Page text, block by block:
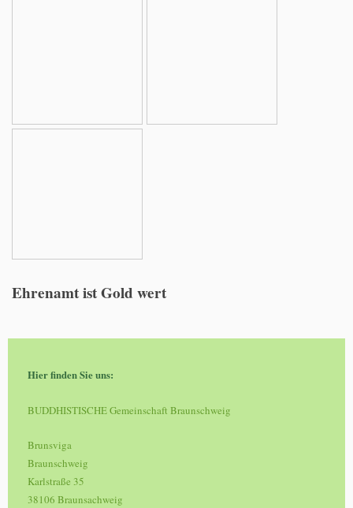
Ehrenamt ist Gold wert
Hier finden Sie uns:
BUDDHISTISCHE Gemeinschaft Braunschweig
Brunsviga
Braunschweig
Karlstraße 35
38106 Braunsachweig